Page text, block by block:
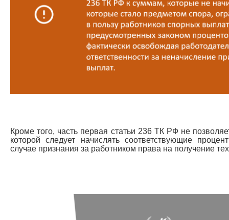
Кроме того, часть первая статьи 236 ТК РФ не
которой следует начислять соответствующие
случае признания за работником права на получение